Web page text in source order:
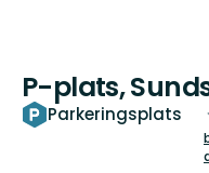
P-plats,
Parkeringsplats